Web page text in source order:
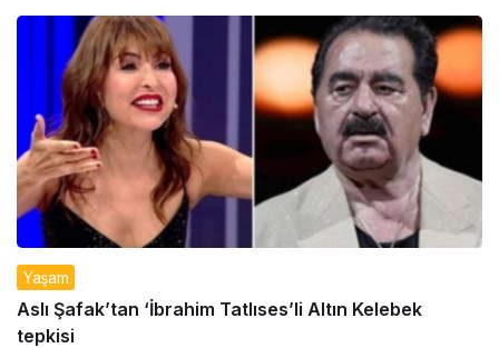
Yaşam
Aslı Şafak’tan ‘İbrahim Tatlıses’li Altın Kelebek
tepkisi